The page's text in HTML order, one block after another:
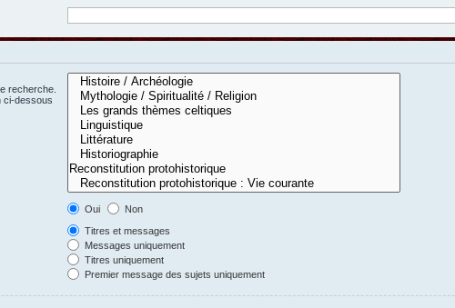
recherche.
ci-dessous
Oui
Non
Titres et messages
Messages uniquement
Titres uniquement
Premier message des sujets uniquement